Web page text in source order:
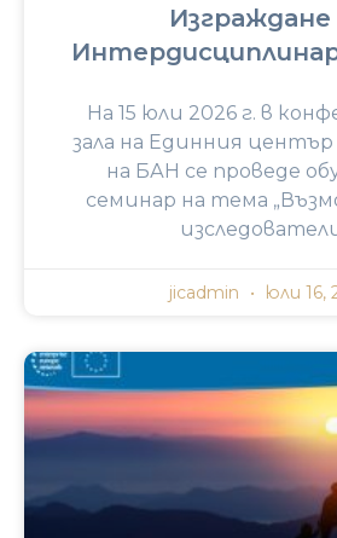
Изграждане
На 15 юли 2026 г. в
зала на Единния център
на БАН се проведе
семинар на тема
jicadmin юли 16,